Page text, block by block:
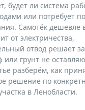
будет ли система
или потребует
Самотёк дешевле
от электричества,
отвод решает
или грунт не
разберём, как
решение по
в Ленобласти.